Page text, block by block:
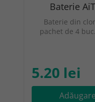
Baterie
Baterie din
pachet de 4
5.20 lei